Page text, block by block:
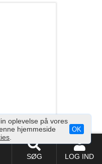
SØG LOG IND
oplevelse på vores
hjemmeside
OK